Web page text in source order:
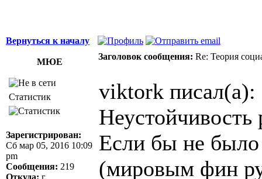
Вернуться к началу
МЮЕ
Заголовок сообщения: Re: Теория
Статистик
Зарегистрирован:
Сб мар 05, 2016 10:09
pm
Сообщения: 219
Откуда: г.
viktork писал(а):
Неустойчивость
Если бы не было
(мировым фин